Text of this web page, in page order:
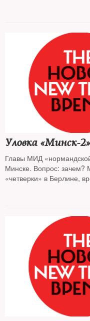
разбирался THE NEW
Уловка «Минск-2»
Главы МИД
Минске. Вопрос: зачем?
«четверки» в Берлине,
ухудшилась. Вывод:
буксуют. Автор The new
урегулирования